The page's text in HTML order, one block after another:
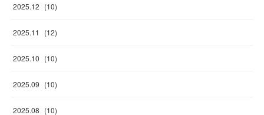
2025.12 (10)
2025.11 (12)
2025.10 (10)
2025.09 (10)
2025.08 (10)